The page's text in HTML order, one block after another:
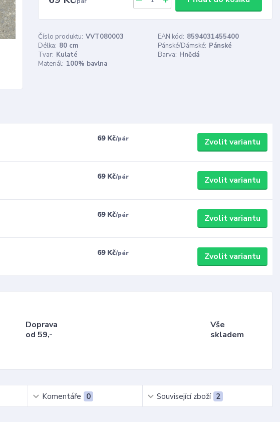
Číslo produktu: VVT080003 EAN kód: 8594031455400
Délka: 80 cm Pánské/Dámské: Pánské
Tvar: Kulaté Barva: Hnědá
Materiál: 100% bavlna
69 Kč/pár Zvolit variantu
69 Kč/pár Zvolit variantu
69 Kč/pár Zvolit variantu
69 Kč/pár Zvolit variantu
Doprava
od 59,-
Vše
skladem
Komentáře 0 Související zboží 2